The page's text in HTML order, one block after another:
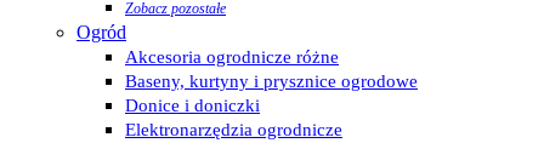
Zobacz pozostałe
Ogród
Akcesoria ogrodnicze różne
Baseny, kurtyny i prysznice ogrodowe
Donice i doniczki
Elektronarzędzia ogrodnicze